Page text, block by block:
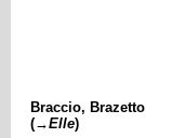
Braccio, Brazetto
(→Elle)